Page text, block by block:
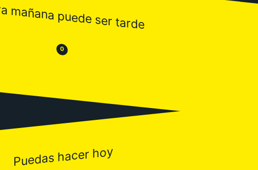
mañana puede ser tarde
😒 0 😂
Puedas hacer hoy